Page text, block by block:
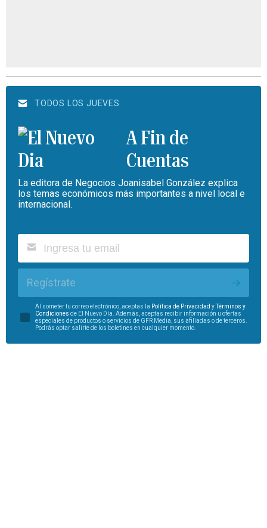
TODOS LOS JUEVES
A Fin de
Cuentas
La editora de Negocios Joanisabel González explica
los temas económicos más importantes a nivel local e
internacional.
Regístrate
Al someter tu correo electrónico, aceptas la Política de Privacidad yTérminos y
Condiciones de El Nuevo Día. Además, aceptas recibir información u ofertas
especiales de productos o servicios de GFR Media, sus afiliadas o de terceros.
Podrás optar salirte de los boletines en cualquier momento.